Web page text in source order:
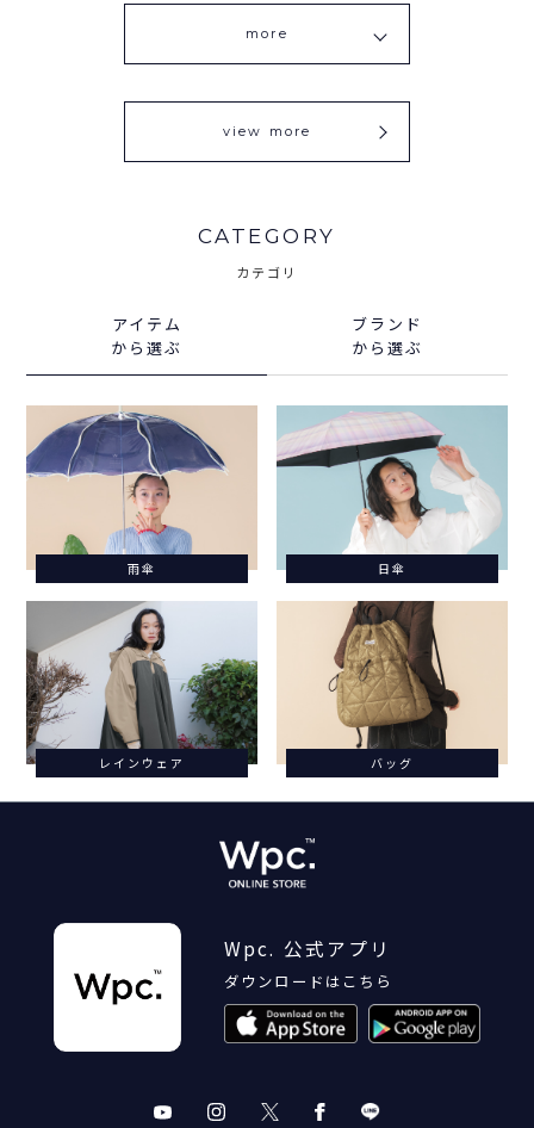
more
view more
CATEGORY
カテゴリ
アイテム
から選ぶ
ブランド
から選ぶ
雨傘 日傘
レインウェア バッグ
Wpc. 公式アプリ
ダウンロードはこちら